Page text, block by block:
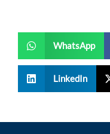
WhatsApp
LinkedIn